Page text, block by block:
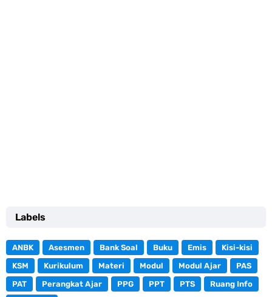
Labels
ANBK Asesmen Bank Soal Buku Emis
Kisi-kisi
KSM
Kurikulum Materi Modul Modul Ajar
PAS
PAT
Perangkat Ajar PPG PPT PTS
Ruang Info